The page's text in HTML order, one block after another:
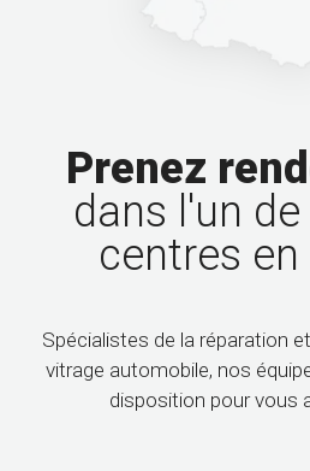
Prenez
dans l'un
centres en
Spécialistes de la réparation
vitrage automobile, nos
disposition pour vous